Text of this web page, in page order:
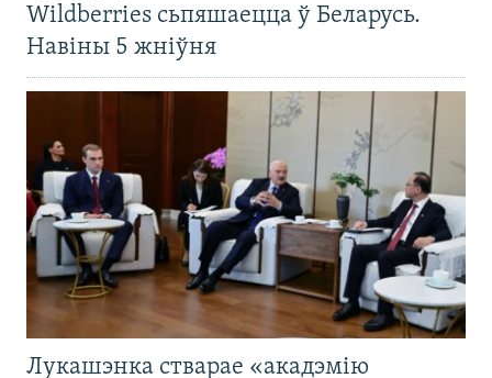
Wildberries сьпяшаецца ў Беларусь.
Навіны 5 жніўня
Лукашэнка стварае «акадэмію